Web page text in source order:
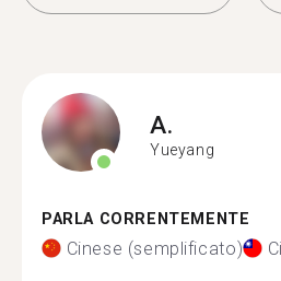
A.
Yueyang
PARLA CORRENTEMENTE
Cinese (semplificato)